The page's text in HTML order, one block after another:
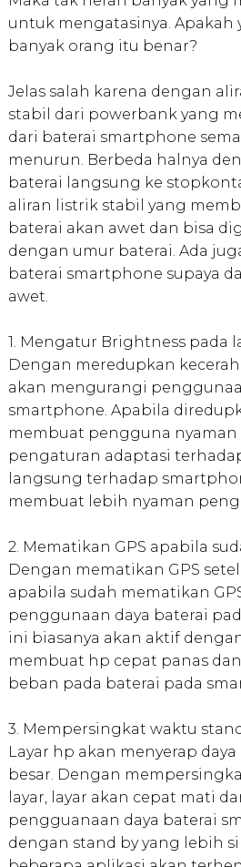
untuk mengatasinya. Apakah
banyak orang itu benar?
Jelas salah karena dengan
stabil dari powerbank yang
dari baterai smartphone
menurun. Berbeda halnya
baterai langsung ke
aliran listrik stabil yang
baterai akan awet dan bisa
dengan umur baterai. Ada
baterai smartphone supaya
awet.
1. Mengatur Brightness pada
Dengan meredupkan
akan mengurangi
smartphone. Apabila
membuat pengguna nyaman
pengaturan adaptasi
langsung terhadap
membuat lebih nyaman
2. Mematikan GPS apabila
Dengan mematikan GPS
apabila sudah mematikan
penggunaan daya baterai
ini biasanya akan aktif
membuat hp cepat panas
beban pada baterai pada
3. Mempersingkat waktu
Layar hp akan menyerap
besar. Dengan
layar, layar akan cepat mati
pengguanaan daya baterai
dengan stand by yang lebih